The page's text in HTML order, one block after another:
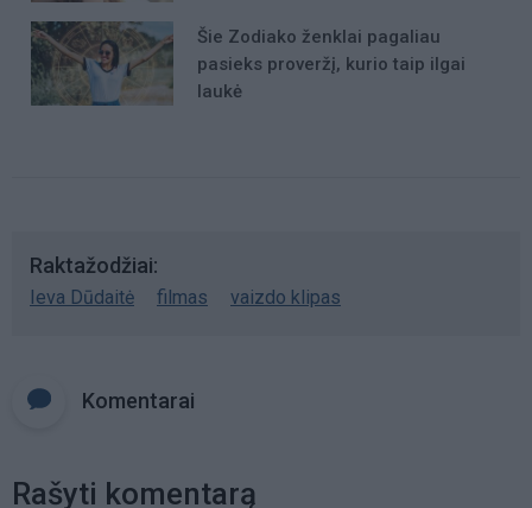
Šie Zodiako ženklai pagaliau
pasieks proveržį, kurio taip ilgai
laukė
Raktažodžiai
Ieva Dūdaitė filmas vaizdo klipas
Komentarai
Rašyti komentarą